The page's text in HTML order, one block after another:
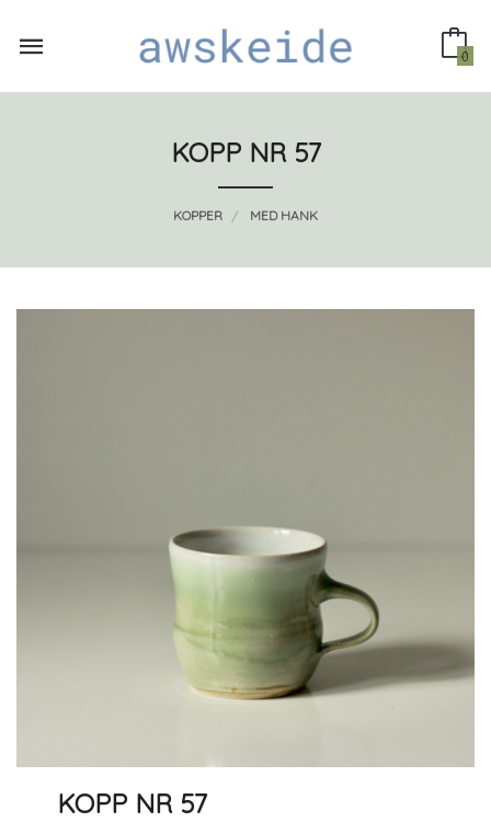
innholdet
0
KOPP NR 57
KOPPER MED HANK
KOPP NR 57